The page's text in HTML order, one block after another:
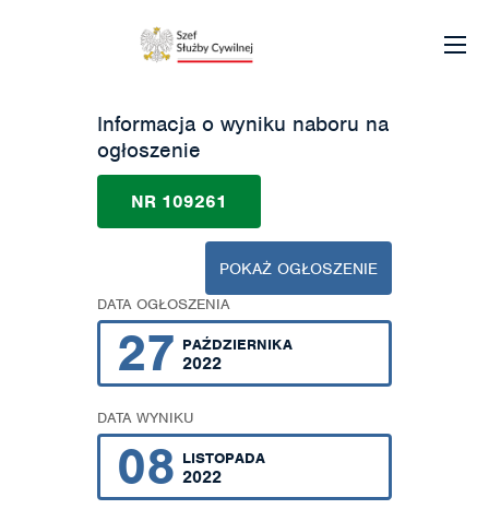
Informacja o wyniku naboru na
ogłoszenie
NR 109261
POKAŻ OGŁOSZENIE
DATA OGŁOSZENIA
27 PAŹDZIERNIKA
2022
DATA WYNIKU
08 LISTOPADA
2022